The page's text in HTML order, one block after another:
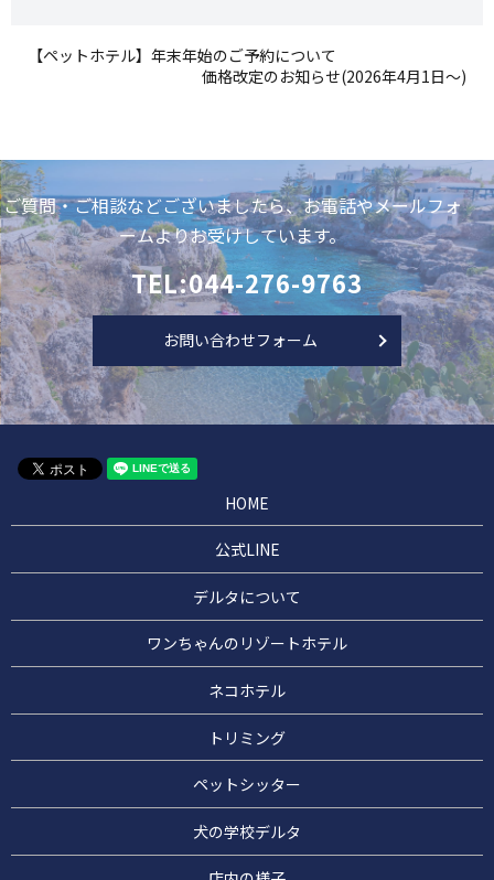
【ペットホテル】年末年始のご予約について
価格改定のお知らせ(2026年4月1日〜)
ご質問・ご相談などございましたら、お電話やメールフォ
ームよりお受けしています。
TEL:044-276-9763
お問い合わせフォーム
HOME
公式LINE
デルタについて
ワンちゃんのリゾートホテル
ネコホテル
トリミング
ペットシッター
犬の学校デルタ